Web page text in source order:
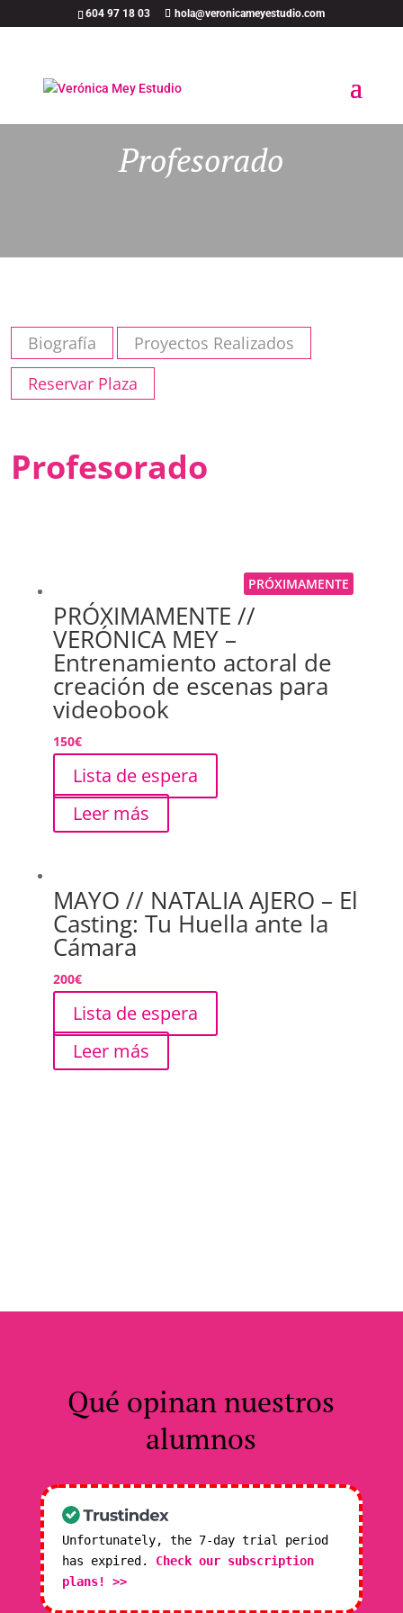
604 97 18 03 hola@veronicameyestudio.com
Profesorado
Biografía
Proyectos Realizados
Reservar Plaza
Profesorado
PRÓXIMAMENTE
PRÓXIMAMENTE //
VERÓNICA MEY –
Entrenamiento actoral de
creación de escenas para
videobook
150€
Lista de espera
Leer más
MAYO // NATALIA AJERO – El
Casting: Tu Huella ante la
Cámara
200€
Lista de espera
Leer más
Qué opinan nuestros
alumnos
Unfortunately, the 7-day trial period
has expired. Check our subscription
plans! >>